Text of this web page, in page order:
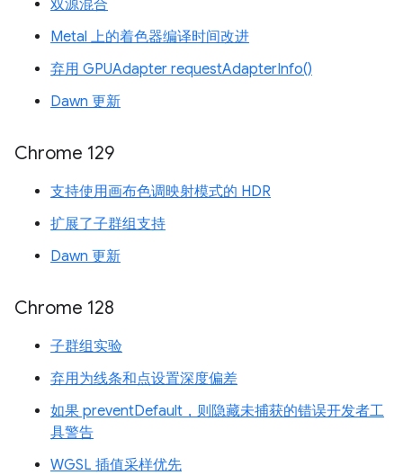
双源混合
Metal 上的着色器编译时间改进
弃用 GPUAdapter requestAdapterInfo()
Dawn 更新
Chrome 129
支持使用画布色调映射模式的 HDR
扩展了子群组支持
Dawn 更新
Chrome 128
子群组实验
弃用为线条和点设置深度偏差
如果 preventDefault，则隐藏未捕获的错误开发者工
具警告
WGSL 插值采样优先